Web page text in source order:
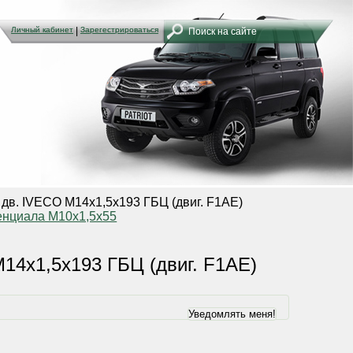
Личный кабинет|Зарегестрироваться
Личный кабинет|Зарегестрироваться
IVECO М14х1,5х193 ГБЦ (двиг. F1AE)
М10х1,5х55
ГБЦ (двиг. F1AE)